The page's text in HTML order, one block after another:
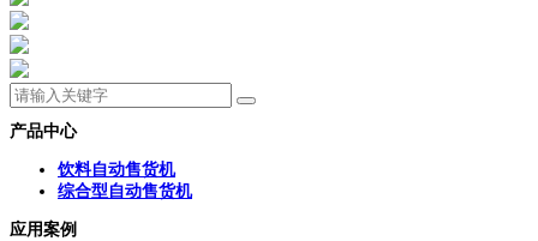
产品中心
饮料自动售货机
综合型自动售货机
应用案例